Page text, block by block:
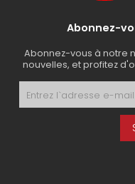
Abonnez-
Abonnez-vous à notre
nouvelles, et profitez